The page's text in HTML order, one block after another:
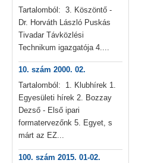
Tartalomból: 3. Köszöntő -
Dr. Horváth László Puskás
Tivadar Távközlési
Technikum igazgatója 4....
10. szám 2000. 02.
Tartalomból: 1. Klubhírek 1.
Egyesületi hírek 2. Bozzay
Dezső - Első ipari
formatervezőnk 5. Egyet, s
márt az EZ...
100. szám 2015. 01-02.